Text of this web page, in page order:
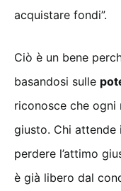
acquistare fondi”.
Ciò è un bene
basandosi sulle
riconosce che ogni
giusto. Chi
perdere l’attimo
è già libero dal